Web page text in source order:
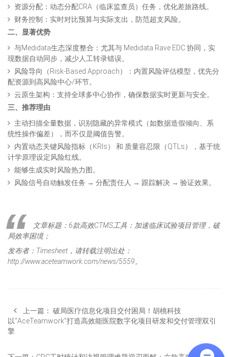
资源分配：动态分配CRA（临床监查员）任务，优化差旅路线。
财务控制：实时对比预算与实际支出，防范超支风险。
二、显著优势
与Medidata生态深度整合：尤其与 Medidata Rave EDC 协同，实
现数据自动同步，减少人工转录错误。
风险导向（Risk-Based Approach）：内置风险评估模型，优先分
配资源到高风险中心/环节。
云原生架构：支持全球多中心协作，确保数据实时更新与安全。
三、推荐理由
主动扫描全量数据，识别隐藏的异常模式（如数据造假倾向、系
统性操作偏差），而不仅是阈值告警。
内置动态关键风险指标（KRIs） 和 质量容忍限（QTLs），基于统
计学原理设定风险红线。
能够生成实时风险热力图。
风险信号自动触发任务 → 分配责任人 → 跟踪解决 → 验证效果。
文章标题：6款高效CTMS工具：加速临床试验项目管理，破
局效率困境；
发布者：Timesheet，请转载注明出处：
http://www.aceteamwork.com/news/5559。
上一篇： 破局医疗信息化项目交付困局！胡桃科技
以“AceTeamwork”打造高效能医院数字化项目研发和交付管理双引
擎